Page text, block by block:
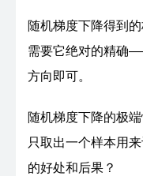
随机梯度下降得到
需要它绝对的精确
方向即可。
随机梯度下降的极
只取出一个样本用
的好处和后果？